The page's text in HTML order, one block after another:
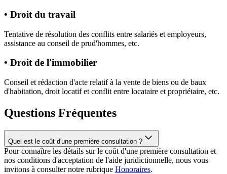
• Droit du travail
Tentative de résolution des conflits entre salariés et employeurs,
assistance au conseil de prud'hommes, etc.
• Droit de l'immobilier
Conseil et rédaction d'acte relatif à la vente de biens ou de baux
d'habitation, droit locatif et conflit entre locataire et propriétaire, etc.
Questions Fréquentes
Quel est le coût d'une première consultation ?
Pour connaître les détails sur le coût d'une première consultation et
nos conditions d'acceptation de l'aide juridictionnelle, nous vous
invitons à consulter notre rubrique Honoraires.